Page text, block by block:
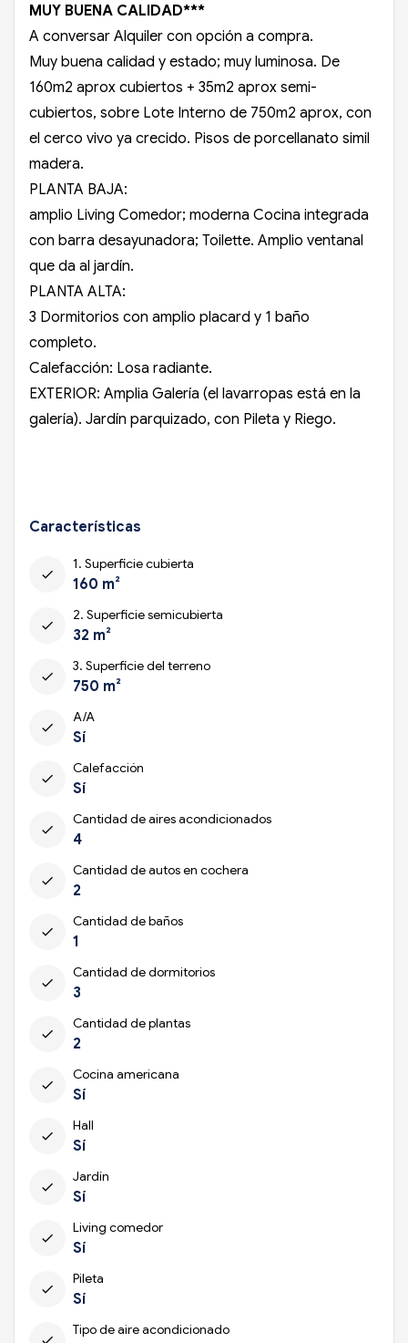
MUY BUENA CALIDAD***
A conversar Alquiler con opción a compra.
Muy buena calidad y estado; muy luminosa. De
160m2 aprox cubiertos + 35m2 aprox semi-
cubiertos, sobre Lote Interno de 750m2 aprox, con
el cerco vivo ya crecido. Pisos de porcellanato simil
madera.
PLANTA BAJA:
amplio Living Comedor; moderna Cocina integrada
con barra desayunadora; Toilette. Amplio ventanal
que da al jardín.
PLANTA ALTA:
3 Dormitorios con amplio placard y 1 baño
completo.
Calefacción: Losa radiante.
EXTERIOR: Amplia Galería (el lavarropas está en la
galería). Jardín parquizado, con Pileta y Riego.
Características
check
1. Superficie cubierta
160 m²
check
2. Superficie semicubierta
32 m²
check
3. Superficie del terreno
750 m²
check
A/A
Sí
check
Calefacción
Sí
check
Cantidad de aires acondicionados
4
check
Cantidad de autos en cochera
2
check
Cantidad de baños
1
check
Cantidad de dormitorios
3
check
Cantidad de plantas
2
check
Cocina americana
Sí
check
Hall
Sí
check
Jardín
Sí
check
Living comedor
Sí
check
Pileta
Sí
check
Tipo de aire acondicionado